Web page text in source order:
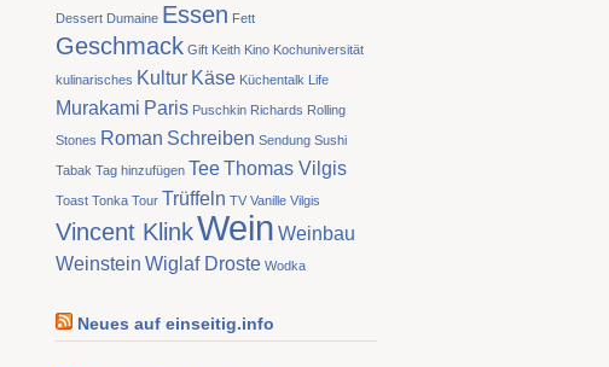
Dessert Dumaine Essen Fett
Geschmack Gift Keith Kino Kochuniversität
kulinarisches Kultur Käse Küchentalk Life
Murakami Paris Puschkin Richards Rolling
Stones Roman Schreiben Sendung Sushi
Tabak Tag hinzufügen TeeThomas Vilgis
Toast Tonka Tour Trüffeln TV Vanille Vilgis
Vincent KlinkWein Weinbau
Weinstein Wiglaf Droste Wodka
Neues auf einseitig.info